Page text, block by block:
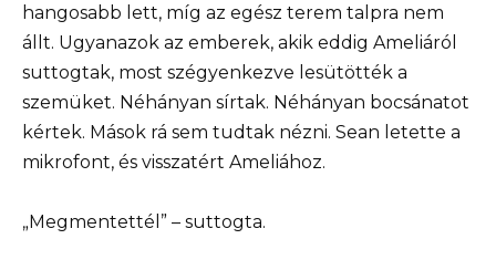
hangosabb lett, míg az egész terem talpra nem
állt. Ugyanazok az emberek, akik eddig Ameliáról
suttogtak, most szégyenkezve lesütötték a
szemüket. Néhányan sírtak. Néhányan bocsánatot
kértek. Mások rá sem tudtak nézni. Sean letette a
mikrofont, és visszatért Ameliához.
„Megmentettél” – suttogta.